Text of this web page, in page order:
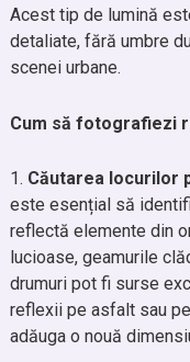
Acest tip de lumină
detaliate, fără umbre
scenei urbane.
Cum să fotografiezi
Căutarea locurilor
este esențial să
reflectă elemente din
lucioase, geamurile
drumuri pot fi surse
reflexii pe asfalt sau
adăuga o nouă